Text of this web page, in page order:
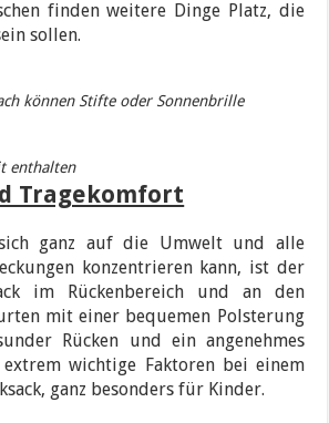
finden weitere Dinge Platz, die
sollen.
können Stifte oder Sonnenbrille
enthalten
Tragekomfort
ganz auf die Umwelt und alle
konzentrieren kann, ist der
im Rückenbereich und an den
mit einer bequemen Polsterung
Rücken und ein angenehmes
wichtige Faktoren bei einem
ganz besonders für Kinder.